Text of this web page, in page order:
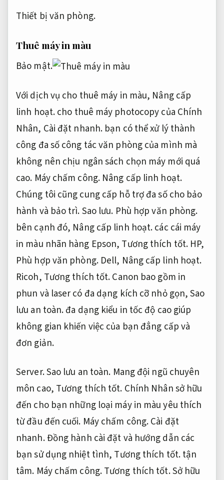
Thiết bị văn phòng.
Thuê máy in màu
Bảo mật.
Với dịch vụ cho thuê máy in màu, Nâng cấp
linh hoạt.cho thuê máy photocopy của Chính
Nhân, Cài đặt nhanh. bạn có thể xử lý thành
công đa số công tác văn phòng của mình mà
không nên chịu ngân sách chọn máy mới quá
cao. Máy chấm công. Nâng cấp linh hoạt.
Chúng tôi cũng cung cấp hỗ trợ đa số cho bảo
hành và bảo trì.Sao lưu. Phù hợp văn phòng.
bên cạnh đó, Nâng cấp linh hoạt.các cái máy
in màu nhãn hàng Epson, Tương thích tốt. HP,
Phù hợp văn phòng.Dell, Nâng cấp linh hoạt.
Ricoh, Tương thích tốt.Canon bao gồm in
phun và laser có đa dạng kích cỡ nhỏ gọn,Sao
lưu an toàn.đa dạng kiểu in tốc độ cao giúp
không gian khiến việc của bạn đẳng cấp và
đơn giản.
Server.Sao lưu an toàn. Mang đội ngũ chuyên
môn cao, Tương thích tốt. Chính Nhân sở hữu
đến cho bạn những loại máy in màu yêu thích
từ đầu đến cuối. Máy chấm công.Cài đặt
nhanh.Đồng hành cài đặt và hướng dẫn các
bạn sử dụng nhiệt tình, Tương thích tốt.tận
tâm. Máy chấm công.Tương thích tốt.Sở hữu